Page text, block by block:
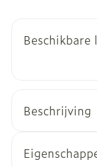
Beschikbare
Beschrijving